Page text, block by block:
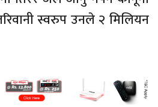
स्वरुप उनले २ मिलियन